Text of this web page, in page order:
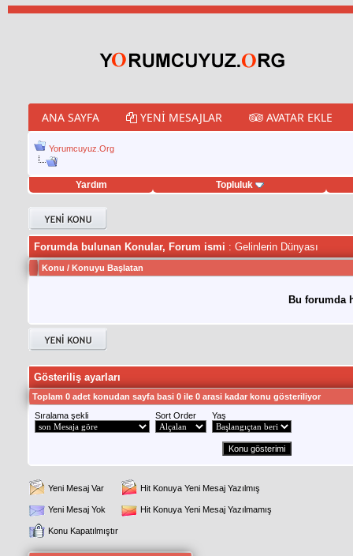
ANA SAYFA YENI MESAJLAR AVATAR EKLE
Yorumcuyuz.Org
Yardım Topluluk
hilesi
Forumda bulunan Konular, Forum ismi : Gelinlerin Dünyası
Konu / Konuyu Başlatan
Bu forumda
Gösteriliş ayarları
Toplam 0 adet konudan sayfa basi 0 ile 0 arasi kadar konu gösteriliyor
Sıralama şekli
Sort Order Yaş
Yeni Mesaj Var Hit Konuya Yeni Mesaj Yazılmış
Yeni Mesaj Yok Hit Konuya Yeni Mesaj Yazılmamış
Konu Kapatılmıştır